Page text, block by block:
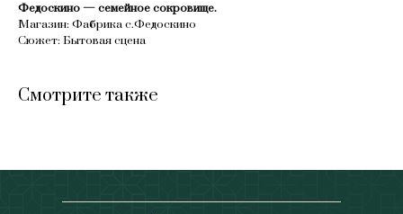
Федоскино — семейное сокровище.
Магазин: Фабрика с.Федоскино
Сюжет: Бытовая сцена
Смотрите также